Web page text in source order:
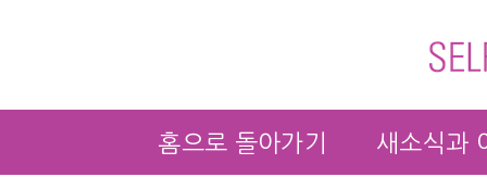
홈으로 돌아가기 새소식과